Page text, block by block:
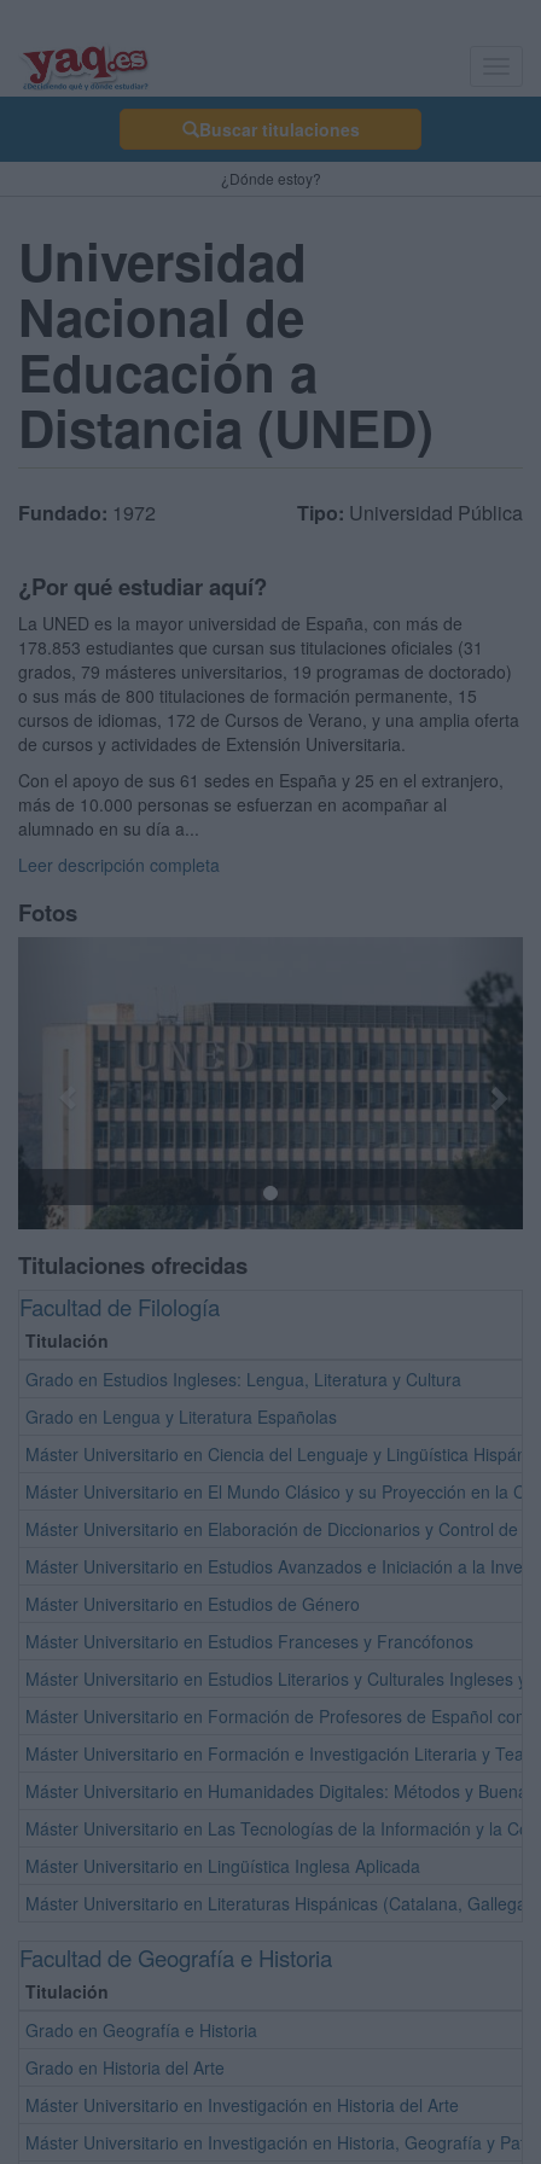
Buscar titulaciones
¿Dónde estoy?
Universidad
Nacional de
Educación a
Distancia (UNED)
Fundado: 1972 Tipo: Universidad Pública
¿Por qué estudiar aquí?
La UNED es la mayor universidad de España, con más de
178.853 estudiantes que cursan sus titulaciones oficiales (31
grados, 79 másteres universitarios, 19 programas de doctorado)
o sus más de 800 titulaciones de formación permanente, 15
cursos de idiomas, 172 de Cursos de Verano, y una amplia oferta
de cursos y actividades de Extensión Universitaria.
Con el apoyo de sus 61 sedes en España y 25 en el extranjero,
más de 10.000 personas se esfuerzan en acompañar al
alumnado en su día a...
Leer descripción completa
Fotos
Titulaciones ofrecidas
Facultad de Filología
Titulación
Grado en Estudios Ingleses: Lengua, Literatura y Cultura
Grado en Lengua y Literatura Españolas
Máster Universitario en Ciencia del Lenguaje y Lingüística
Máster Universitario en El Mundo Clásico y su Proyección en la
Máster Universitario en Elaboración de Diccionarios y Control de
Máster Universitario en Estudios Avanzados e Iniciación a la
Máster Universitario en Estudios de Género
Máster Universitario en Estudios Franceses y Francófonos
Máster Universitario en Estudios Literarios y Culturales Ingleses y
Máster Universitario en Formación de Profesores de Español
Máster Universitario en Formación e Investigación Literaria y
Máster Universitario en Humanidades Digitales: Métodos y
Máster Universitario en Las Tecnologías de la Información y la
Máster Universitario en Lingüística Inglesa Aplicada
Máster Universitario en Literaturas Hispánicas (Catalana, Gallega
Facultad de Geografía e Historia
Titulación
Grado en Geografía e Historia
Grado en Historia del Arte
Máster Universitario en Investigación en Historia del Arte
Máster Universitario en Investigación en Historia, Geografía y